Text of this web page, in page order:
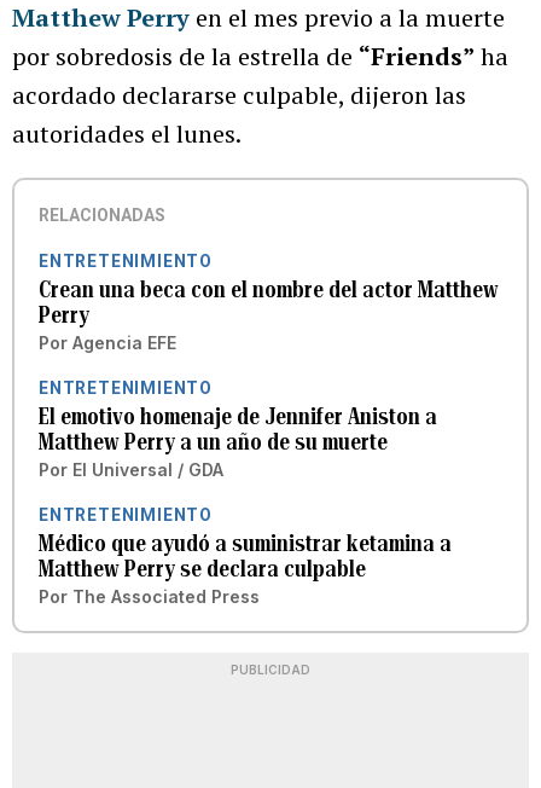
Matthew Perry en el mes previo a la muerte
por sobredosis de la estrella de “Friends” ha
acordado declararse culpable, dijeron las
autoridades el lunes.
RELACIONADAS
ENTRETENIMIENTO
Crean una beca con el nombre del actor Matthew
Perry
Por Agencia EFE
ENTRETENIMIENTO
El emotivo homenaje de Jennifer Aniston a
Matthew Perry a un año de su muerte
Por El Universal / GDA
ENTRETENIMIENTO
Médico que ayudó a suministrar ketamina a
Matthew Perry se declara culpable
Por The Associated Press
PUBLICIDAD